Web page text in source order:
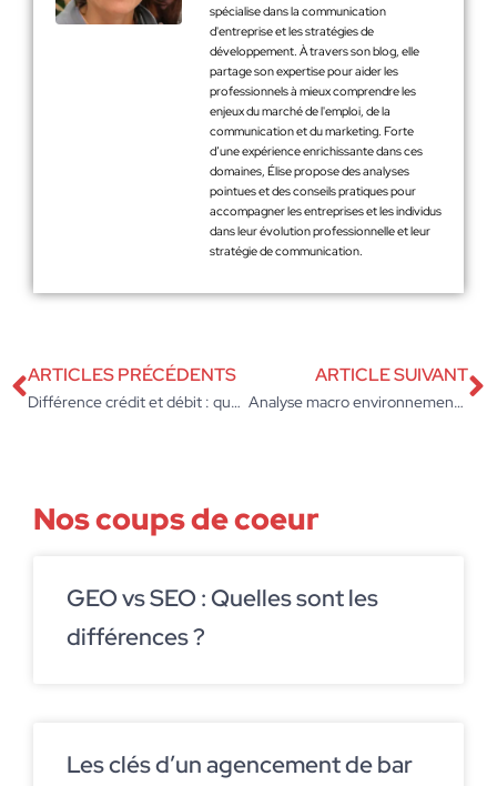
spécialise dans la communication
d'entreprise et les stratégies de
développement. À travers son blog, elle
partage son expertise pour aider les
professionnels à mieux comprendre les
enjeux du marché de l'emploi, de la
communication et du marketing. Forte
d’une expérience enrichissante dans ces
domaines, Élise propose des analyses
pointues et des conseils pratiques pour
accompagner les entreprises et les individus
dans leur évolution professionnelle et leur
stratégie de communication.
ARTICLES PRÉCÉDENTS
Différence crédit et débit : quelle signification sur un relevé bancaire
ARTICLE SUIVANT
Analyse macro environnementale : la méthode PESTEL et son impact stratégique
Nos coups de coeur
GEO vs SEO : Quelles sont les
différences ?
Les clés d’un agencement de bar